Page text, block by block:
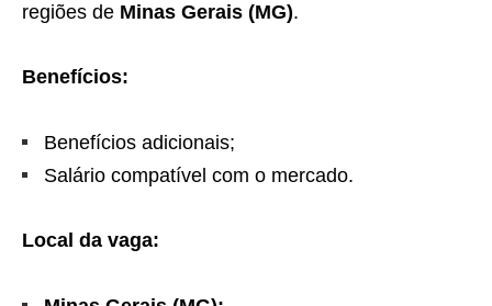
regiões de Minas Gerais (MG).
Benefícios:
Benefícios adicionais;
Salário compatível com o mercado.
Local da vaga: